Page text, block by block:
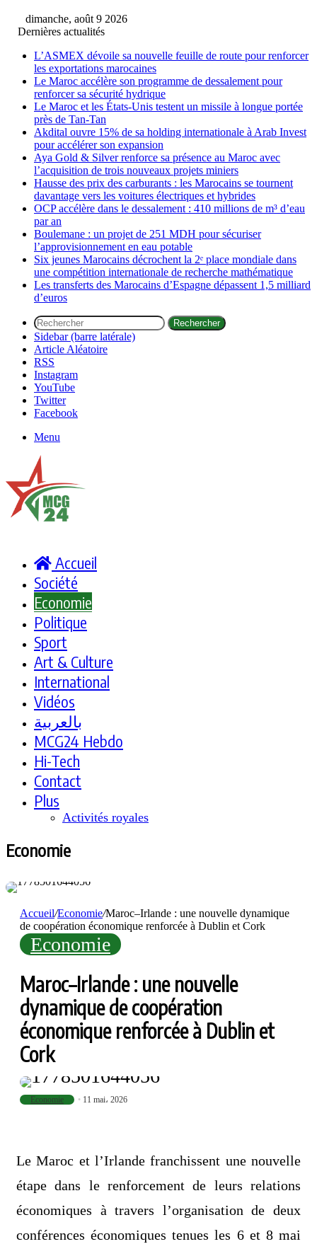
dimanche, août 9 2026
Dernières actualités
L’ASMEX dévoile sa nouvelle feuille de route pour renforcer
les exportations marocaines
Le Maroc accélère son programme de dessalement pour
renforcer sa sécurité hydrique
Le Maroc et les États-Unis testent un missile à longue portée
près de Tan-Tan
Akdital ouvre 15% de sa holding internationale à Arab Invest
pour accélérer son expansion
Aya Gold & Silver renforce sa présence au Maroc avec
l’acquisition de trois nouveaux projets miniers
Hausse des prix des carburants : les Marocains se tournent
davantage vers les voitures électriques et hybrides
OCP accélère dans le dessalement : 410 millions de m³ d’eau
par an
Boulemane : un projet de 251 MDH pour sécuriser
l’approvisionnement en eau potable
Six jeunes Marocains décrochent la 2ᵉ place mondiale dans
une compétition internationale de recherche mathématique
Les transferts des Marocains d’Espagne dépassent 1,5 milliard
d’euros
Rechercher
Sidebar (barre latérale)
Article Aléatoire
RSS
Instagram
YouTube
Twitter
Facebook
Menu
Accueil
Société
Economie
Politique
Sport
Art & Culture
International
Vidéos
بالعربية
MCG24 Hebdo
Hi-Tech
Contact
Plus
Activités royales
Economie
Accueil/Economie/Maroc–Irlande : une nouvelle dynamique
de coopération économique renforcée à Dublin et Cork
Economie
Maroc–Irlande : une nouvelle
dynamique de coopération
économique renforcée à Dublin et
Cork
Economie 11 mai، 2026
Le Maroc et l’Irlande franchissent une nouvelle
étape dans le renforcement de leurs relations
économiques à travers l’organisation de deux
conférences économiques tenues les 6 et 8 mai